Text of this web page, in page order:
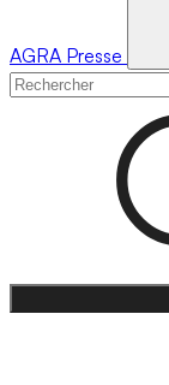
AGRA Presse